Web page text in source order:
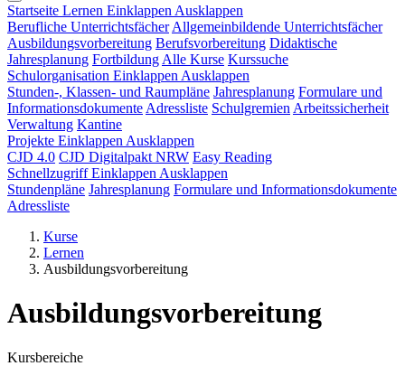
Startseite Lernen Einklappen Ausklappen
Berufliche Unterrichtsfächer Allgemeinbildende Unterrichtsfächer
Ausbildungsvorbereitung Berufsvorbereitung Didaktische
Jahresplanung Fortbildung Alle Kurse Kurssuche
Schulorganisation Einklappen Ausklappen
Stunden-, Klassen- und Raumpläne Jahresplanung Formulare und
Informationsdokumente Adressliste Schulgremien Arbeitssicherheit
Verwaltung Kantine
Projekte Einklappen Ausklappen
CJD 4.0 CJD Digitalpakt NRW Easy Reading
SchnellzugriffEinklappen Ausklappen
Stundenpläne Jahresplanung Formulare und Informationsdokumente
Adressliste
Kurse
Lernen
Ausbildungsvorbereitung
Ausbildungsvorbereitung
Kursbereiche